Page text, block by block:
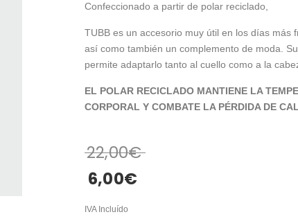
Confeccionado a partir de polar reciclado,
TUBB es un accesorio muy útil en los días más
así como también un complemento de moda.
permite adaptarlo tanto al cuello como a la
EL POLAR RECICLADO MANTIENE LA
CORPORAL Y COMBATE LA PÉRDIDA DE
22,00€
6,00€
IVA Incluído